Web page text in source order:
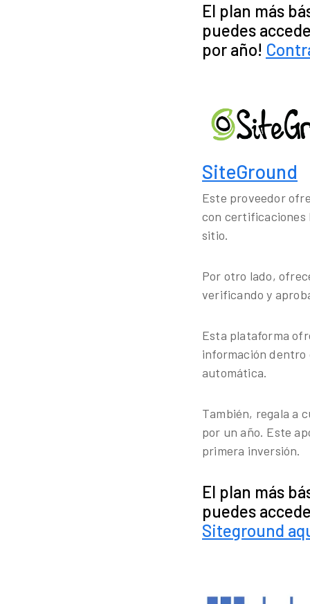
El plan más
puedes
por año!
SiteGround
Este proveedor
con certificaciones
sitio.
Por otro lado,
verificando y
Esta plataforma
información dentro
automática.
También, regala a
por un año. Este
primera inversión.
El plan más
puedes
Siteground